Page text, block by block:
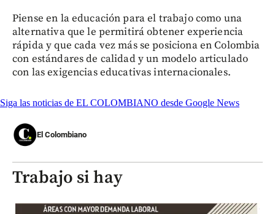
Piense en la educación para el trabajo como una
alternativa que le permitirá obtener experiencia
rápida y que cada vez más se posiciona en Colombia
con estándares de calidad y un modelo articulado
con las exigencias educativas internacionales.
Siga las noticias de EL COLOMBIANO desde Google News
El Colombiano
Trabajo si hay